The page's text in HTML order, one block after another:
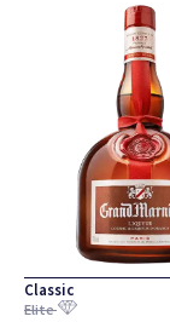
Classic
Elite